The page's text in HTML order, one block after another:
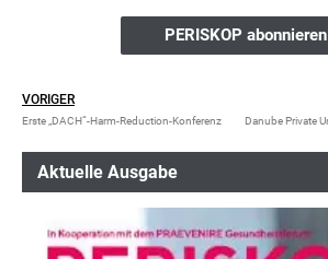
PERISKOP abonnieren
VORIGER
Erste „DACH“-Harm-Reduction-Konferenz
Aktuelle Ausgabe